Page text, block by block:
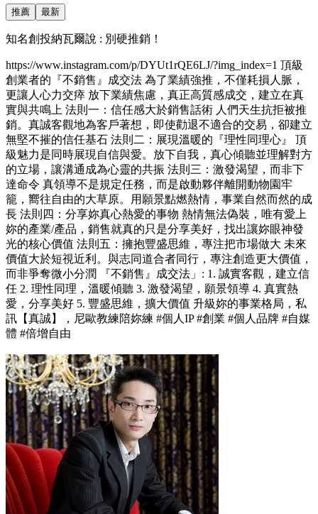
推薦 最新
知名創投納瓦爾說 : 別硬推銷！
https://www.instagram.com/p/DYUt1rQE6LJ/?img_index=1 頂級
創業者的『不銷售』成交法 為了業績強推，不僅耗損人脈，
更讓人心力交瘁 放下業績焦慮，真正高質感成交，建立在真
實與共鳴上 法則一：信任感大於銷售話術 人們天生抗拒被推
銷。真誠客觀地為客戶著想，即使勸退不適合的交易，卻建立
無堅不摧的信任基石 法則二：展現溫暖的『理性同理心』 頂
級魅力是同時展現自信與愛。放下自我，真心傾聽並理解對方
的立場，讓溝通成為心靈的共振 法則三：激發渴望，而非下
達命令 真領導不是規定任務，而是啟動夥伴離開動物園牢
籠，嚮往自由的大草原。用願景點燃熱情，事業自然而然的成
長 法則四：分享妳真心熱愛的事物 熱情無法偽裝，唯有愛上
妳的產業/產品，銷售就真的只是分享美好，找出讓妳眼神發
光的核心價值 法則五：擁抱豐盛思維，專注把市場做大 未來
價值大於短視近利。與志同道合者同行，專注創造更大價值，
而非爭奪微小分潤 『不銷售』成交法」: 1. 誠實客觀，建立信
任 2. 理性同理，溫暖傾聽 3. 激發渴望，願景領導 4. 真實熱
愛，分享美好 5. 豐盛思維，擴大價值 升級妳的事業格局，私
訊【真誠】，尼歐教練陪妳練 #個人IP #創業 #個人品牌 #自媒
體 #倍增自由